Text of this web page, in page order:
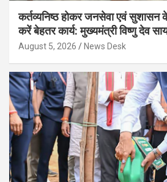
कर्तव्यनिष्ठ होकर जनसेवा एवं सुशासन
करें बेहतर कार्य: मुख्यमंत्री विष्णु देव
August 5, 2026 News Desk